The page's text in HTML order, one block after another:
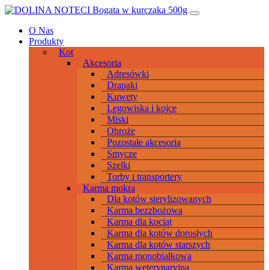
Przeskocz
treści
Main
Navigation
O Nas
Produkty
Kot
Akcesoria
Adresówki
Drapaki
Kuwety
Legowiska i kojce
Miski
Obroże
Pozostałe akcesoria
Smycze
Szelki
Torby i transportery
Karma mokra
Dla kotów sterylizowanych
Karma bezzbożowa
Karma dla kociąt
Karma dla kotów dorosłych
Karma dla kotów starszych
Karma monobiałkowa
Karma weterynaryjna